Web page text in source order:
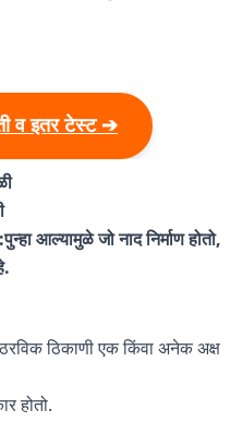
व इतर टेस्ट ➔
आल्यामुळे जो नाद निर्माण होतो,
ठिकाणी एक किंवा अनेक अक्ष
होतो.